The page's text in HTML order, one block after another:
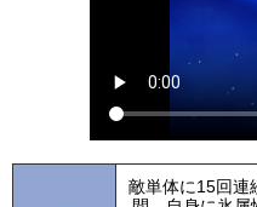
敵単体に15回連